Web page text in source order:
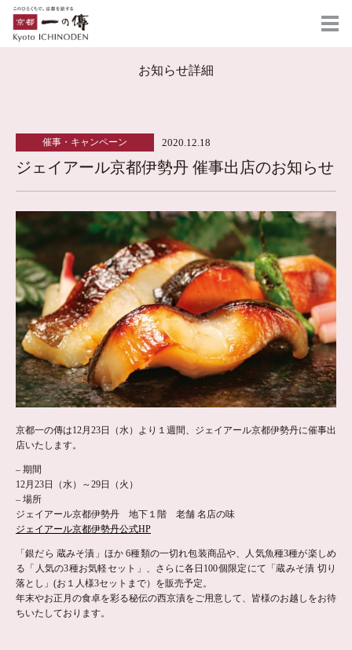
お知らせ詳細
催事・キャンペーン 2020.12.18
ジェイアール京都伊勢丹 催事出店のお知らせ
京都一の傳は12月23日（水）より１週間、ジェイアール京都伊勢丹に催事出
店いたします。
– 期間
12月23日（水）～29日（火）
– 場所
ジェイアール京都伊勢丹 地下１階 老舗 名店の味
ジェイアール京都伊勢丹公式HP
「銀だら 蔵みそ漬」ほか 6種類の一切れ包装商品や、人気魚種3種が楽しめ
る「人気の3種お気軽セット」、さらに各日100個限定にて「蔵みそ漬 切り
落とし」(お１人様3セットまで）を販売予定。
年末やお正月の食卓を彩る秘伝の西京漬をご用意して、皆様のお越しをお待
ちいたしております。